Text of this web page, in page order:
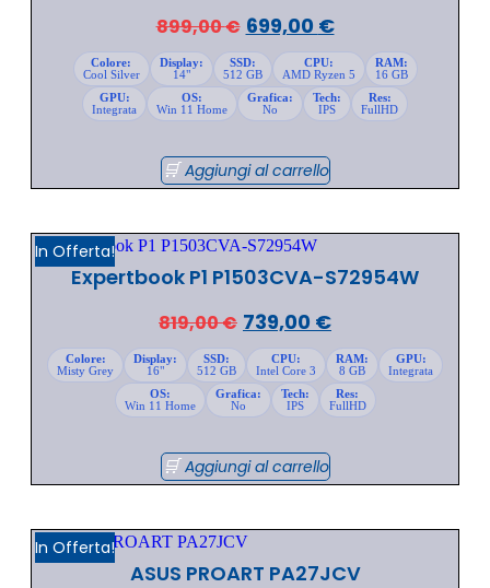
899,00€ 699,00 €
Colore:
Cool Silver
Display:
14"
SSD:
512 GB
CPU:
AMD Ryzen 5
RAM:
16 GB
GPU:
Integrata
OS:
Win 11 Home
Grafica:
No
Tech:
IPS
Res:
FullHD
Aggiungi al carrello
In Offerta!
Expertbook P1 P1503CVA-S72954W
819,00€ 739,00 €
Colore:
Misty Grey
Display:
16"
SSD:
512 GB
CPU:
Intel Core 3
RAM:
8 GB
GPU:
Integrata
OS:
Win 11 Home
Grafica:
No
Tech:
IPS
Res:
FullHD
Aggiungi al carrello
In Offerta!
ASUS PROART PA27JCV